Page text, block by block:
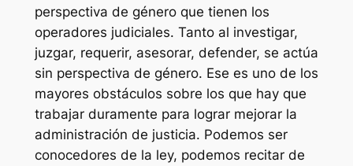
perspectiva de género que tienen los
operadores judiciales. Tanto al investigar,
juzgar, requerir, asesorar, defender, se actúa
sin perspectiva de género. Ese es uno de los
mayores obstáculos sobre los que hay que
trabajar duramente para lograr mejorar la
administración de justicia. Podemos ser
conocedores de la ley, podemos recitar de